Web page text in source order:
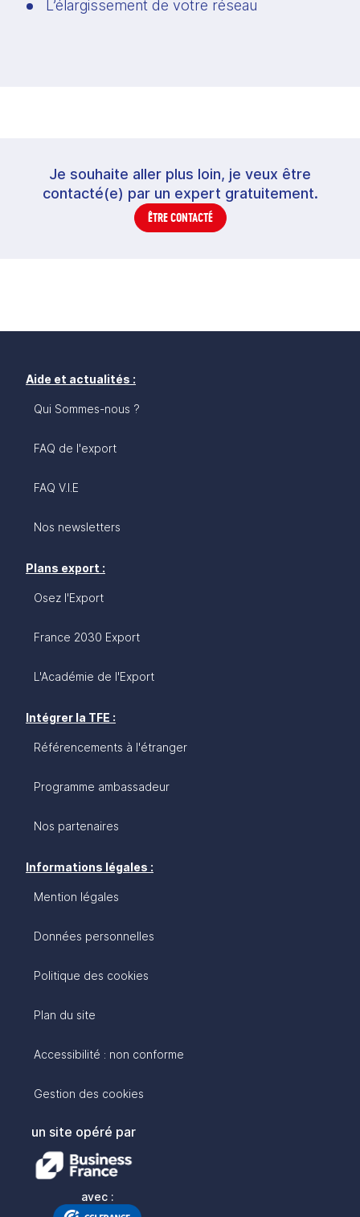
L’élargissement de votre réseau
Je souhaite aller plus loin, je veux être
contacté(e) par un expert gratuitement.
ÊTRE CONTACTÉ
Aide et actualités :
Qui Sommes-nous ?
FAQ de l'export
FAQ V.I.E
Nos newsletters
Plans export :
Osez l'Export
France 2030 Export
L'Académie de l'Export
Intégrer la TFE :
Référencements à l'étranger
Programme ambassadeur
Nos partenaires
Informations légales :
Mention légales
Données personnelles
Politique des cookies
Plan du site
Accessibilité : non conforme
Gestion des cookies
un site opéré par
avec :